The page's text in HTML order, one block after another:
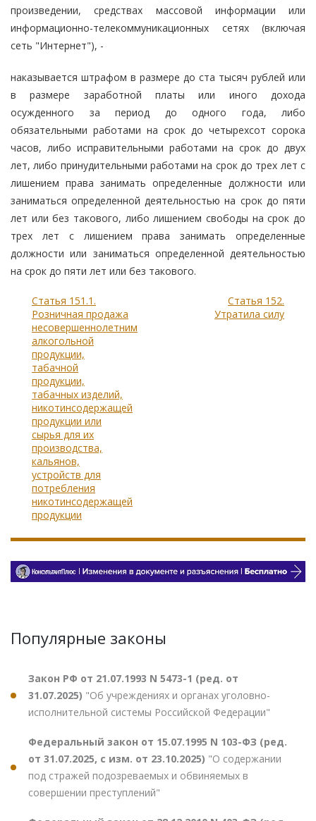
произведении, средствах массовой информации или
информационно-телекоммуникационных сетях (включая
сеть "Интернет"), -
наказывается штрафом в размере до ста тысяч рублей или
в размере заработной платы или иного дохода
осужденного за период до одного года, либо
обязательными работами на срок до четырехсот сорока
часов, либо исправительными работами на срок до двух
лет, либо принудительными работами на срок до трех лет с
лишением права занимать определенные должности или
заниматься определенной деятельностью на срок до пяти
лет или без такового, либо лишением свободы на срок до
трех лет с лишением права занимать определенные
должности или заниматься определенной деятельностью
на срок до пяти лет или без такового.
Статья 151.1.
Розничная продажа
несовершеннолетним
алкогольной
продукции,
табачной
продукции,
табачных изделий,
никотинсодержащей
продукции или
сырья для их
производства,
кальянов,
устройств для
потребления
никотинсодержащей
продукции
Статья 152.
Утратила силу
Популярные законы
Закон РФ от 21.07.1993 N 5473-1 (ред. от
31.07.2025) "Об учреждениях и органах уголовно-
исполнительной системы Российской Федерации"
Федеральный закон от 15.07.1995 N 103-ФЗ (ред.
от 31.07.2025, с изм. от 23.10.2025) "О содержании
под стражей подозреваемых и обвиняемых в
совершении преступлений"